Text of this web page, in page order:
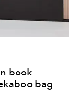
book
bag